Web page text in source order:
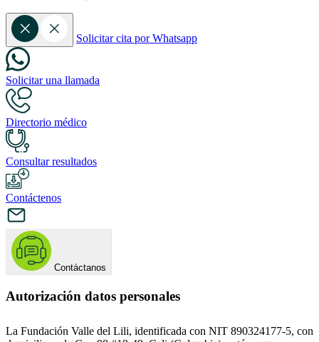
Solicitar cita por Whatsapp
Solicitar una llamada
Directorio médico
Consultar resultados
Contáctenos
Contáctanos
Autorización datos personales
La Fundación Valle del Lili, identificada con NIT 890324177-5, con